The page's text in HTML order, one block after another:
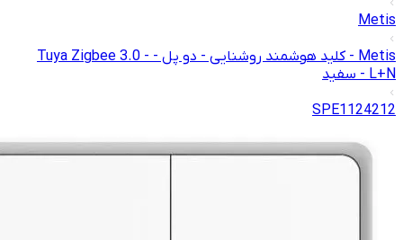
Metis
Metis - کلید هوشمند روشنایی - دو پل - Tuya Zigbee 3.0 -
L+N - سفید
SPE1124212